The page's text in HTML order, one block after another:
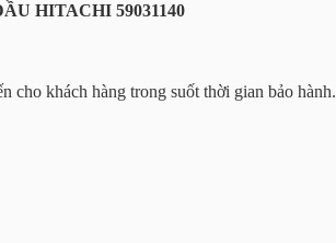
HITACHI 59031140
cho khách hàng trong suốt thời gian bảo hành.